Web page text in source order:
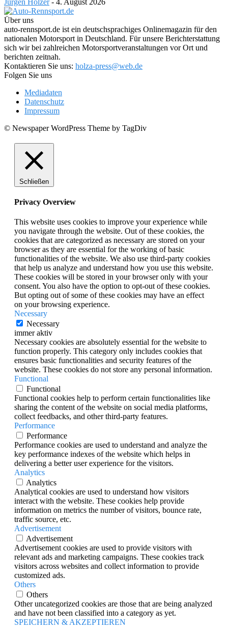
Über uns
auto-rennsport.de ist ein deutschsprachiges Onlinemagazin für den
nationalen Motorsport in Deutschland. Für unsere Berichterstattung
sich wir bei zahlreichen Motorsportveranstaltungen vor Ort und
berichten zeitnah.
Kontaktieren Sie uns: holza-press@web.de
Folgen Sie uns
Mediadaten
Datenschutz
Impressum
© Newspaper WordPress Theme by TagDiv
Schließen
Privacy Overview
This website uses cookies to improve your experience while
you navigate through the website. Out of these cookies, the
cookies that are categorized as necessary are stored on your
browser as they are essential for the working of basic
functionalities of the website. We also use third-party cookies
that help us analyze and understand how you use this website.
These cookies will be stored in your browser only with your
consent. You also have the option to opt-out of these cookies.
But opting out of some of these cookies may have an effect
on your browsing experience.
Necessary
Necessary
immer aktiv
Necessary cookies are absolutely essential for the website to
function properly. This category only includes cookies that
ensures basic functionalities and security features of the
website. These cookies do not store any personal information.
Functional
Functional
Functional cookies help to perform certain functionalities like
sharing the content of the website on social media platforms,
collect feedbacks, and other third-party features.
Performance
Performance
Performance cookies are used to understand and analyze the
key performance indexes of the website which helps in
delivering a better user experience for the visitors.
Analytics
Analytics
Analytical cookies are used to understand how visitors
interact with the website. These cookies help provide
information on metrics the number of visitors, bounce rate,
traffic source, etc.
Advertisement
Advertisement
Advertisement cookies are used to provide visitors with
relevant ads and marketing campaigns. These cookies track
visitors across websites and collect information to provide
customized ads.
Others
Others
Other uncategorized cookies are those that are being analyzed
and have not been classified into a category as yet.
SPEICHERN & AKZEPTIEREN